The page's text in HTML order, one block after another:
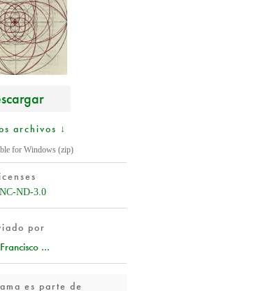
archivos ↓
for Windows (zip)
ND-3.0
por
...
es parte de